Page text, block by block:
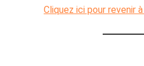
Cliquez ici pour revenir